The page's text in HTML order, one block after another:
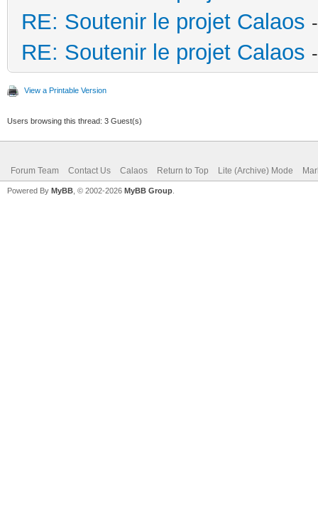
RE: Soutenir le projet Calaos
RE: Soutenir le projet Calaos
View a Printable Version
Users browsing this thread: 3 Guest(s)
Forum Team Contact Us Calaos Return to Top Lite (Archive) Mode
Powered By MyBB , © 2002-2026 MyBB Group